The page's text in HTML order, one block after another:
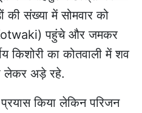
संख्या में सोमवार को
पहुंचे और जमकर
किशोरी का कोतवाली में शव
लेकर अड़े रहे.
किया लेकिन परिजन